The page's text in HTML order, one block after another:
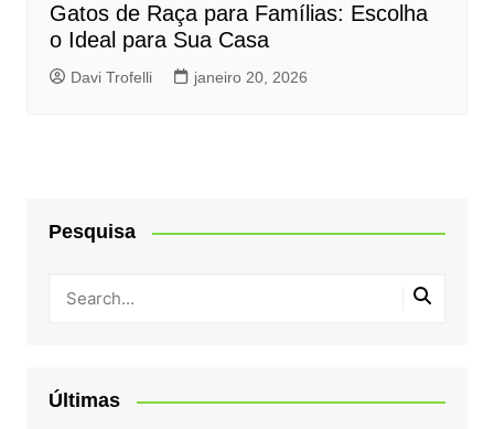
Gatos de Raça para Famílias: Escolha
o Ideal para Sua Casa
Davi Trofelli janeiro 20, 2026
Pesquisa
Últimas